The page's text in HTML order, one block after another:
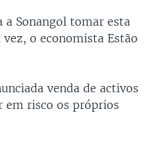
a Sonangol tomar esta
o economista Estão
venda de activos
em risco os próprios